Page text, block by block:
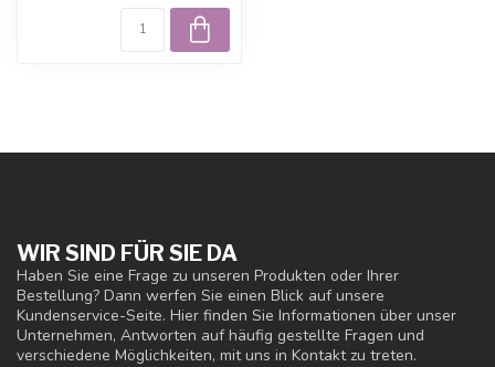
WIR SIND FÜR SIE DA
Haben Sie eine Frage zu unseren Produkten oder Ihrer
Bestellung? Dann werfen Sie einen Blick auf unsere
Kundenservice-Seite. Hier finden Sie Informationen über unser
Unternehmen, Antworten auf häufig gestellte Fragen und
verschiedene Möglichkeiten, mit uns in Kontakt zu treten.